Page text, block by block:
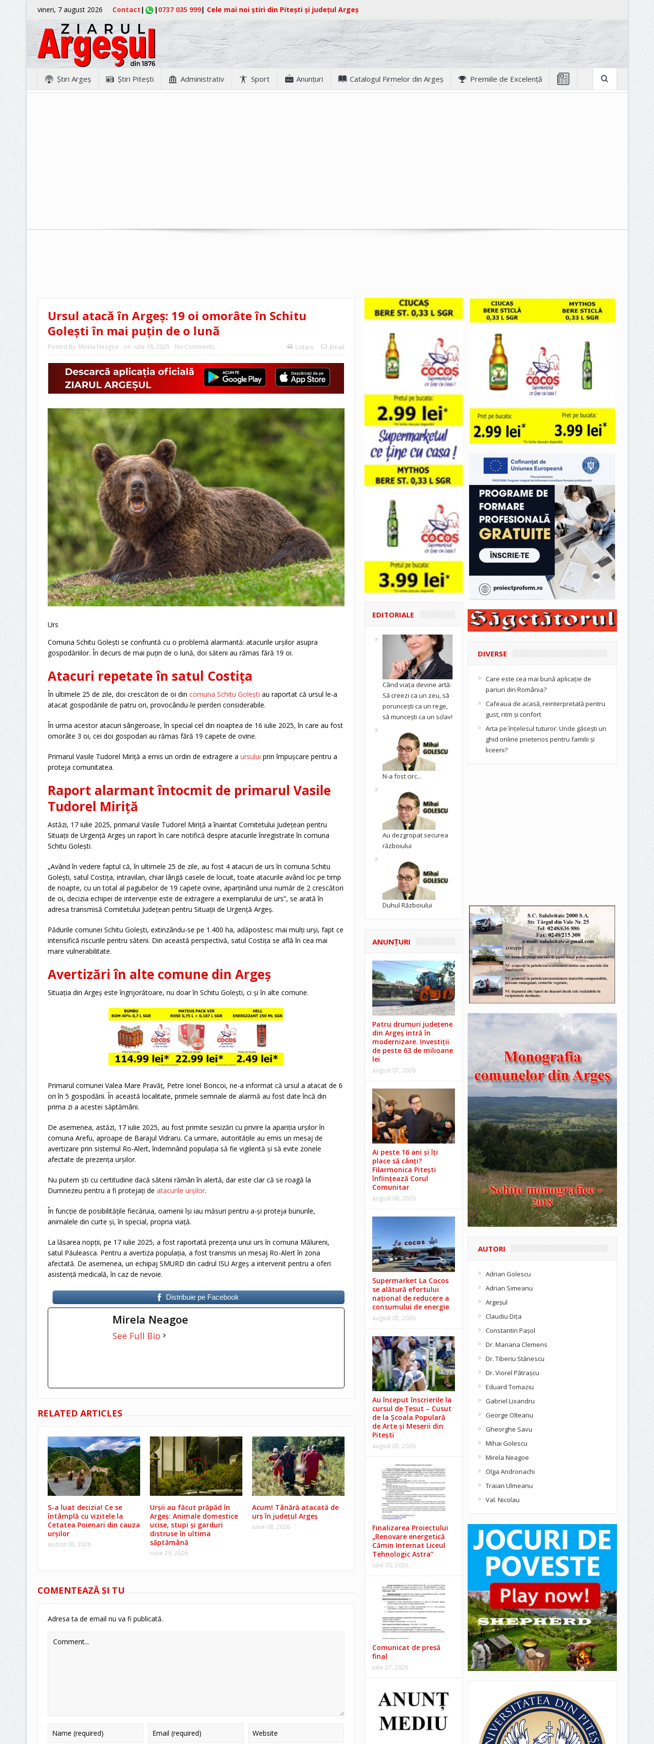
vineri, 7 august 2026 Contact | | 0737 035 999| Cele mai noi știri din Pitești și județul Argeș
Ştiri Argeş Ştiri Piteşti Administrativ Sport Anunţuri Catalogul Firmelor din Argeș Premiile de Excelență
Ursul atacă în Argeș: 19 oi omorâte în Schitu
Golești în mai puțin de o lună
Posted By: Mirela Neagoe on: iulie 18, 2025 No Comments Listare Email
Urs
Comuna Schitu Golești se confruntă cu o problemă alarmantă: atacurile urșilor asupra
gospodăriilor. În decurs de mai puțin de o lună, doi săteni au rămas fără 19 oi.
Atacuri repetate în satul Costița
În ultimele 25 de zile, doi crescători de oi din comuna Schitu Golești au raportat că ursul le-a
atacat gospodăriile de patru ori, provocându-le pierderi considerabile.
În urma acestor atacuri sângeroase, în special cel din noaptea de 16 iulie 2025, în care au fost
omorâte 3 oi, cei doi gospodari au rămas fără 19 capete de ovine.
Primarul Vasile Tudorel Miriță a emis un ordin de extragere a ursului prin împușcare pentru a
proteja comunitatea.
Raport alarmant întocmit de primarul Vasile
Tudorel Miriță
Astăzi, 17 iulie 2025, primarul Vasile Tudorel Miriță a înaintat Comitetului Județean pentru
Situații de Urgență Argeș un raport în care notifică despre atacurile înregistrate în comuna
Schitu Golești.
„Având în vedere faptul că, în ultimele 25 de zile, au fost 4 atacuri de urs în comuna Schitu
Golești, satul Costița, intravilan, chiar lângă casele de locuit, toate atacurile având loc pe timp
de noapte, cu un total al pagubelor de 19 capete ovine, aparținând unui număr de 2 crescători
de oi, decizia echipei de intervenție este de extragere a exemplarului de urs”, se arată în
adresa transmisă Comitetului Județean pentru Situații de Urgență Argeș.
Pădurile comunei Schitu Golești, extinzându-se pe 1.400 ha, adăpostesc mai mulți urși, fapt ce
intensifică riscurile pentru săteni. Din această perspectivă, satul Costița se află în cea mai
mare vulnerabilitate.
Avertizări în alte comune din Argeș
Situația din Argeș este îngrijorătoare, nu doar în Schitu Golești, ci și în alte comune.
Primarul comunei Valea Mare Pravăț, Petre Ionel Boncoi, ne-a informat că ursul a atacat de 6
ori în 5 gospodării. În această localitate, primele semnale de alarmă au fost date încă din
prima zi a acestei săptămâni.
De asemenea, astăzi, 17 iulie 2025, au fost primite sesizări cu privire la apariția urșilor în
comuna Arefu, aproape de Barajul Vidraru. Ca urmare, autoritățile au emis un mesaj de
avertizare prin sistemul Ro-Alert, îndemnând populația să fie vigilentă și să evite zonele
afectate de prezența urșilor.
Nu putem ști cu certitudine dacă sătenii rămân în alertă, dar este clar că se roagă la
Dumnezeu pentru a fi protejați de atacurile urșilor.
În funcție de posibilitățile fiecăruia, oamenii își iau măsuri pentru a-și proteja bunurile,
animalele din curte și, în special, propria viață.
La lăsarea nopții, pe 17 iulie 2025, a fost raportată prezența unui urs în comuna Mălureni,
satul Păuleasca. Pentru a avertiza populația, a fost transmis un mesaj Ro-Alert în zona
afectată. De asemenea, un echipaj SMURD din cadrul ISU Argeș a intervenit pentru a oferi
asistență medicală, în caz de nevoie.
Distribuie pe Facebook
Mirela Neagoe
See Full Bio
RELATED ARTICLES
S-a luat decizia! Ce se
întâmplă cu vizitele la
Cetatea Poienari din cauza
urșilor
august 06, 2026
Urșii au făcut prăpăd în
Argeș: Animale domestice
ucise, stupi și garduri
distruse în ultima
săptămână
iunie 29, 2026
Acum! Tânără atacată de
urs în județul Argeș
iunie 08, 2026
COMENTEAZĂ ŞI TU
Adresa ta de email nu va fi publicată.
EDITORIALE
Când viața devine artă:
Să creezi ca un zeu, să
poruncești ca un rege,
să muncești ca un sclav!
N-a fost circ...
Au dezgropat securea
războiului
Duhul Războiului
ANUNŢURI
Patru drumuri județene
din Argeș intră în
modernizare. Investiții
de peste 63 de milioane
lei
august 07, 2026
Ai peste 16 ani și îți
place să cânți?
Filarmonica Pitești
înființează Corul
Comunitar
august 06, 2026
Supermarket La Cocos
se alătură efortului
național de reducere a
consumului de energie
august 05, 2026
Au început înscrierile la
cursul de Țesut – Cusut
de la Școala Populară
de Arte și Meserii din
Pitești
august 05, 2026
Finalizarea Proiectului
„Renovare energetică
Cămin Internat Liceul
Tehnologic Astra”
iulie 30, 2026
Comunicat de presă
final
iulie 27, 2026
DIVERSE
Care este cea mai bună aplicație de
pariuri din România?
Cafeaua de acasă, reinterpretată pentru
gust, ritm și confort
Arta pe înțelesul tuturor: Unde găsești un
ghid online prietenos pentru familii și
liceeni?
AUTORI
Adrian Golescu
Adrian Simeanu
Argeşul
Claudiu Diţa
Constantin Pașol
Dr. Mariana Clemens
Dr. Tiberiu Stănescu
Dr. Viorel Pătraşcu
Eduard Tomaziu
Gabriel Lixandru
George Olteanu
Gheorghe Savu
Mihai Golescu
Mirela Neagoe
Olga Andronachi
Traian Ulmeanu
Val. Nicolau